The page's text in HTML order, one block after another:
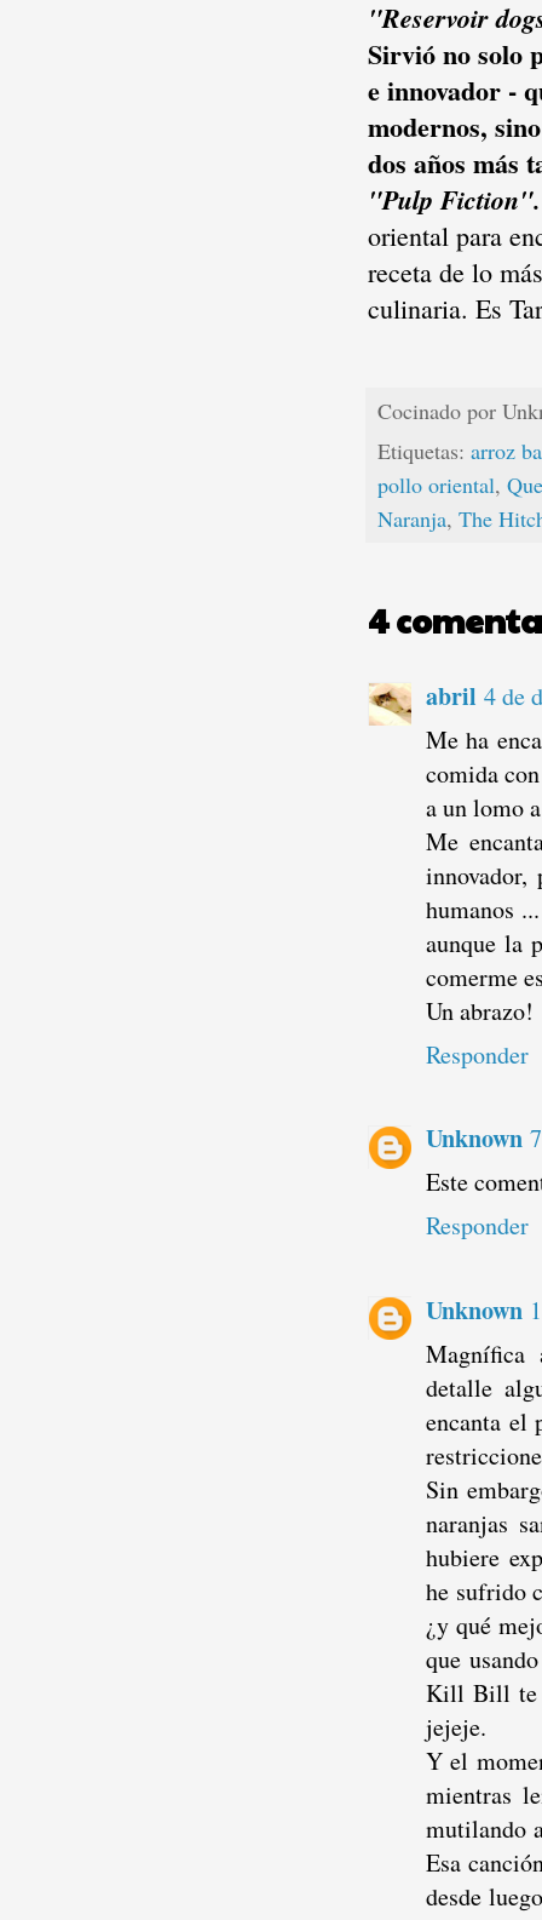
"Reservoir
Sirvió no solo
e innovador -
modernos,
dos años más
"Pulp Fiction".
oriental para
receta de lo
culinaria. Es
Cocinado por
Etiquetas: arroz
pollo oriental,
Naranja, The
4
abril 4 de
Me ha
comida
a un lomo
Me
innovador,
humanos
aunque la
comerme
Un abrazo!
Responder
Unknown
Este
Responder
Unknown
Magnífica
detalle
encanta el
Sin
naranjas
hubiere
he sufrido
¿y qué
que
Kill Bill te
jejeje.
Y el
mientras
mutilando
Esa
desde